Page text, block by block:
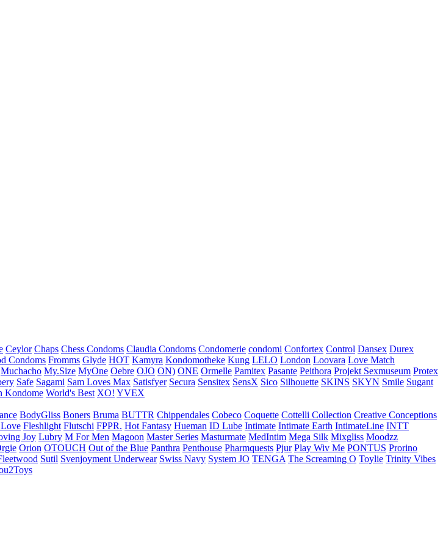
Ceylor Chaps Chess Condoms Claudia Condoms Condomerie condomi Confortex Control Dansex Durex
Condoms Fromms Glyde HOT Kamyra Kondomotheke Kung LELO London Loovara Love Match
Muchacho My.Size MyOne Oebre OJO ON) ONE Ormelle Pamitex Pasante Peithora Projekt Sexmuseum Protex
Safe Sagami Sam Loves Max Satisfyer Secura Sensitex SensX Sico Silhouette SKINS SKYN Smile Sugant
Kondome World's Best XO! YVEX
BodyGliss Boners Bruma BUTTR Chippendales Cobeco Coquette Cottelli Collection Creative Conceptions
Fleshlight Flutschi FPPR. Hot Fantasy Hueman ID Lube Intimate Intimate Earth IntimateLine INTT
Joy Lubry M For Men Magoon Master Series Masturmate MedIntim Mega Silk Mixgliss Moodzz
Orion OTOUCH Out of the Blue Panthra Penthouse Pharmquests Pjur Play Wiv Me PONTUS Prorino
Sutil Svenjoyment Underwear Swiss Navy System JO TENGA The Screaming O Toylie Trinity Vibes